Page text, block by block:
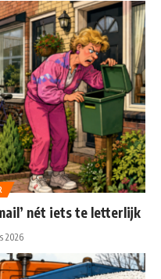
nét iets te letterlijk
2026